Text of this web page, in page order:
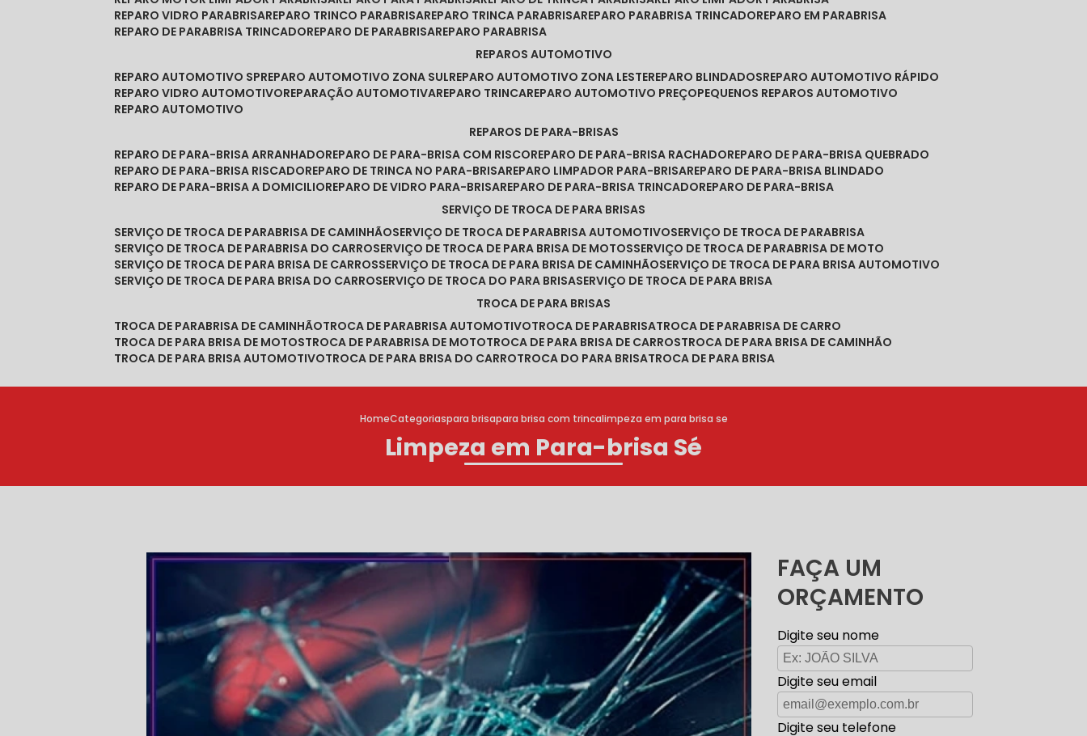
REPARO VIDRO PARABRISA REPARO TRINCO PARABRISA REPARO TRINCA PARABRISA REPARO PARABRISA TRINCADO REPARO EM PARABRISA
REPARO DE PARABRISA TRINCADO REPARO DE PARABRISA REPARO PARABRISA
REPAROS AUTOMOTIVO
REPARO AUTOMOTIVO SP REPARO AUTOMOTIVO ZONA SUL REPARO AUTOMOTIVO ZONA LESTE REPARO BLINDADOS REPARO AUTOMOTIVO RÁPIDO
REPARO VIDRO AUTOMOTIVO REPARAÇÃO AUTOMOTIVA REPARO TRINCA REPARO AUTOMOTIVO PREÇO PEQUENOS REPAROS AUTOMOTIVO
REPARO AUTOMOTIVO
REPAROS DE PARA-BRISAS
REPARO DE PARA-BRISA ARRANHADO REPARO DE PARA-BRISA COM RISCO REPARO DE PARA-BRISA RACHADO REPARO DE PARA-BRISA QUEBRADO
REPARO DE PARA-BRISA RISCADO REPARO DE TRINCA NO PARA-BRISA REPARO LIMPADOR PARA-BRISA REPARO DE PARA-BRISA BLINDADO
REPARO DE PARA-BRISA A DOMICILIO REPARO DE VIDRO PARA-BRISA REPARO DE PARA-BRISA TRINCADO REPARO DE PARA-BRISA
SERVIÇO DE TROCA DE PARA BRISAS
SERVIÇO DE TROCA DE PARABRISA DE CAMINHÃO SERVIÇO DE TROCA DE PARABRISA AUTOMOTIVO SERVIÇO DE TROCA DE PARABRISA
SERVIÇO DE TROCA DE PARABRISA DO CARRO SERVIÇO DE TROCA DE PARA BRISA DE MOTOS SERVIÇO DE TROCA DE PARABRISA DE MOTO
SERVIÇO DE TROCA DE PARA BRISA DE CARROS SERVIÇO DE TROCA DE PARA BRISA DE CAMINHÃO SERVIÇO DE TROCA DE PARA BRISA AUTOMOTIVO
SERVIÇO DE TROCA DE PARA BRISA DO CARRO SERVIÇO DE TROCA DO PARA BRISA SERVIÇO DE TROCA DE PARA BRISA
TROCA DE PARA BRISAS
TROCA DE PARABRISA DE CAMINHÃO TROCA DE PARABRISA AUTOMOTIVO TROCA DE PARABRISA TROCA DE PARABRISA DE CARRO
TROCA DE PARA BRISA DE MOTOS TROCA DE PARABRISA DE MOTO TROCA DE PARA BRISA DE CARROS TROCA DE PARA BRISA DE CAMINHÃO
TROCA DE PARA BRISA AUTOMOTIVO TROCA DE PARA BRISA DO CARRO TROCA DO PARA BRISA TROCA DE PARA BRISA
HomeCategoriaspara brisapara brisa com trincalimpeza em para brisa se
Limpeza em Para-brisa Sé
FAÇA UM
ORÇAMENTO
Digite seu nome
Digite seu email
Digite seu telefone